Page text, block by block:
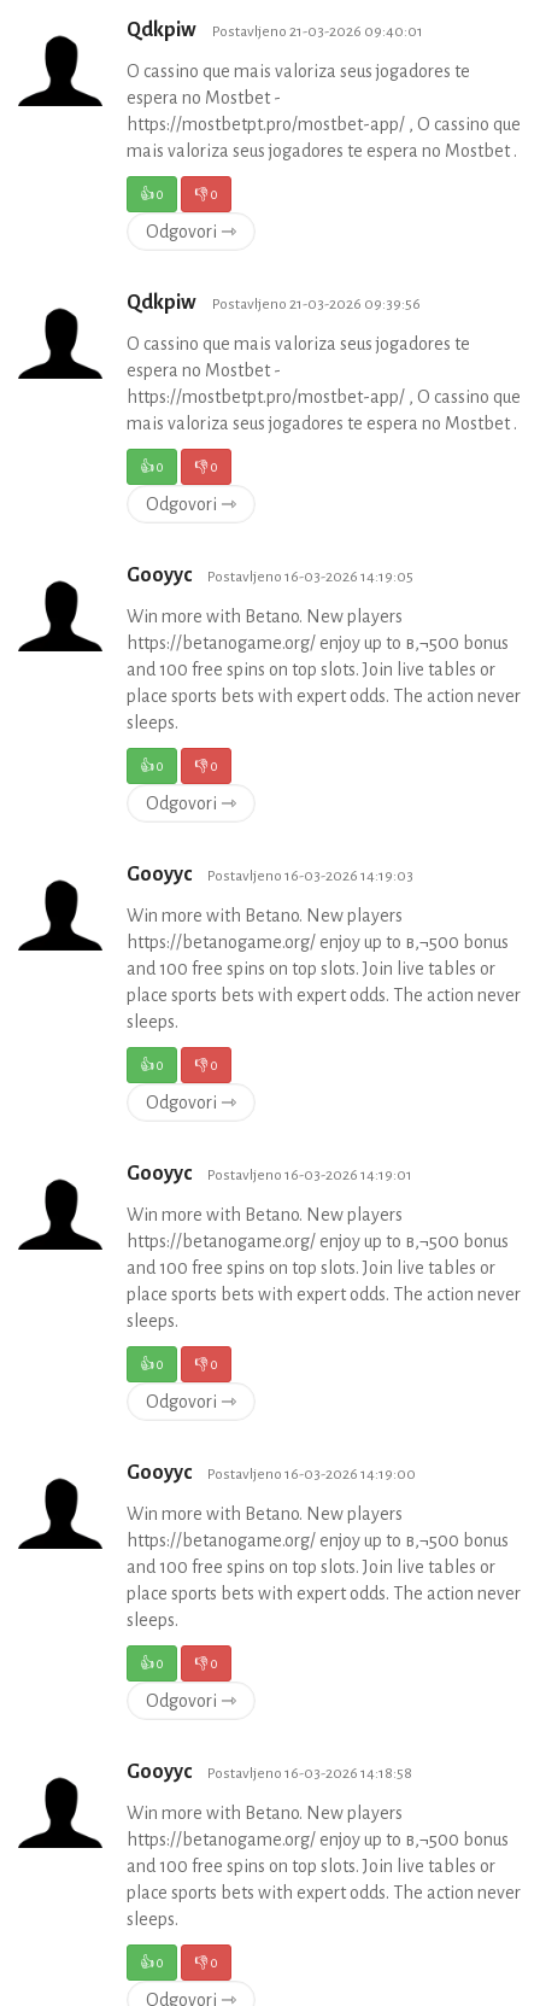
Qdkpiw Postavljeno 21-03-2026 09:40:01
O cassino que mais valoriza seus jogadores te
espera no Mostbet -
https://mostbetpt.pro/mostbet-app/ , O cassino que
mais valoriza seus jogadores te espera no Mostbet .
👍0 👎0
Odgovori ⇾
Qdkpiw Postavljeno 21-03-2026 09:39:56
O cassino que mais valoriza seus jogadores te
espera no Mostbet -
https://mostbetpt.pro/mostbet-app/ , O cassino que
mais valoriza seus jogadores te espera no Mostbet .
👍0 👎0
Odgovori ⇾
Gooyyc Postavljeno 16-03-2026 14:19:05
Win more with Betano. New players
https://betanogame.org/ enjoy up to в‚¬500 bonus
and 100 free spins on top slots. Join live tables or
place sports bets with expert odds. The action never
sleeps.
👍0 👎0
Odgovori ⇾
Gooyyc Postavljeno 16-03-2026 14:19:03
Win more with Betano. New players
https://betanogame.org/ enjoy up to в‚¬500 bonus
and 100 free spins on top slots. Join live tables or
place sports bets with expert odds. The action never
sleeps.
👍0 👎0
Odgovori ⇾
Gooyyc Postavljeno 16-03-2026 14:19:01
Win more with Betano. New players
https://betanogame.org/ enjoy up to в‚¬500 bonus
and 100 free spins on top slots. Join live tables or
place sports bets with expert odds. The action never
sleeps.
👍0 👎0
Odgovori ⇾
Gooyyc Postavljeno 16-03-2026 14:19:00
Win more with Betano. New players
https://betanogame.org/ enjoy up to в‚¬500 bonus
and 100 free spins on top slots. Join live tables or
place sports bets with expert odds. The action never
sleeps.
👍0 👎0
Odgovori ⇾
Gooyyc Postavljeno 16-03-2026 14:18:58
Win more with Betano. New players
https://betanogame.org/ enjoy up to в‚¬500 bonus
and 100 free spins on top slots. Join live tables or
place sports bets with expert odds. The action never
sleeps.
👍0 👎0
Odgovori ⇾